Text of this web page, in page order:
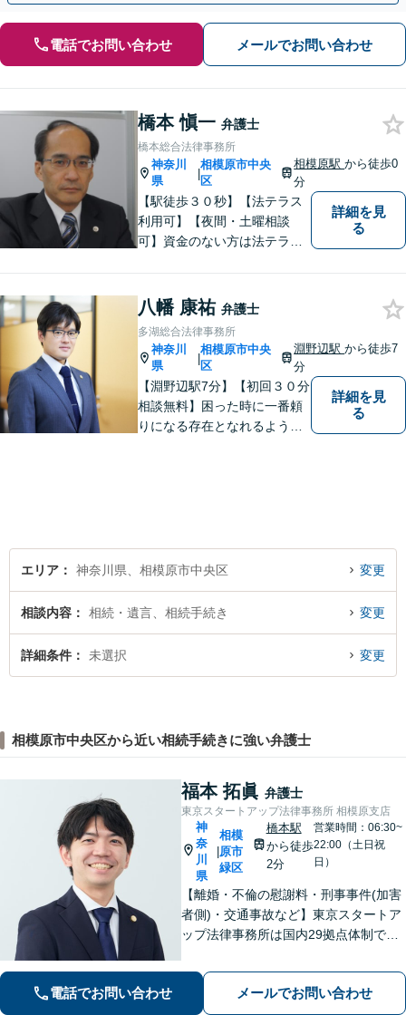
電話でお問い合わせ メールでお問い合わせ
橋本 愼一 弁護士
橋本総合法律事務所
神奈川
県
|
相模原市中央
区
相模原駅から徒歩0
分
【駅徒歩３０秒】【法テラス
利用可】【夜間・土曜相談
可】資金のない方は法テラス
す。住宅ローンの支払で悩ま
れている方も一度ご相談くだ
さい。最高の結果が出せるよ
う自己研鑽を怠らず質の高い
仕事を目指します。
詳細を見
る
八幡 康祐 弁護士
多湖総合法律事務所
神奈川
県
|
相模原市中央
区
淵野辺駅から徒歩7
分
【淵野辺駅7分】【初回３０分
相談無料】困った時に一番頼
りになる存在となれるよう、
詳細を見
る
エリア 神奈川県、相模原市中央区 変更
相談内容 相続・遺言、相続手続き 変更
詳細条件 未選択 変更
相模原市中央区から近い相続手続きに強い弁護士
福本 拓眞 弁護士
東京スタートアップ法律事務所 相模原支店
神
奈
川
県
相模
原市
緑区
橋本駅
から徒歩
2分
営業時間：06:30~
22:00（土日祝
日）
【離婚・不倫の慰謝料・刑事事件(加害
者側)・交通事故など】東京スタートア
ップ法律事務所は国内29拠点体制で全
対応(法律相談は完全予約制)】各分野で
専門性の高い弁護士が寄り添い解決を
電話でお問い合わせ メールでお問い合わせ